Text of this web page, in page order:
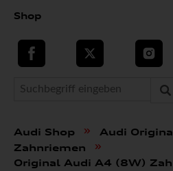
Shop
teilen Twitter Instagram
Audi Shop » Audi
Zahnriemen »
Original Audi A4 (8W)